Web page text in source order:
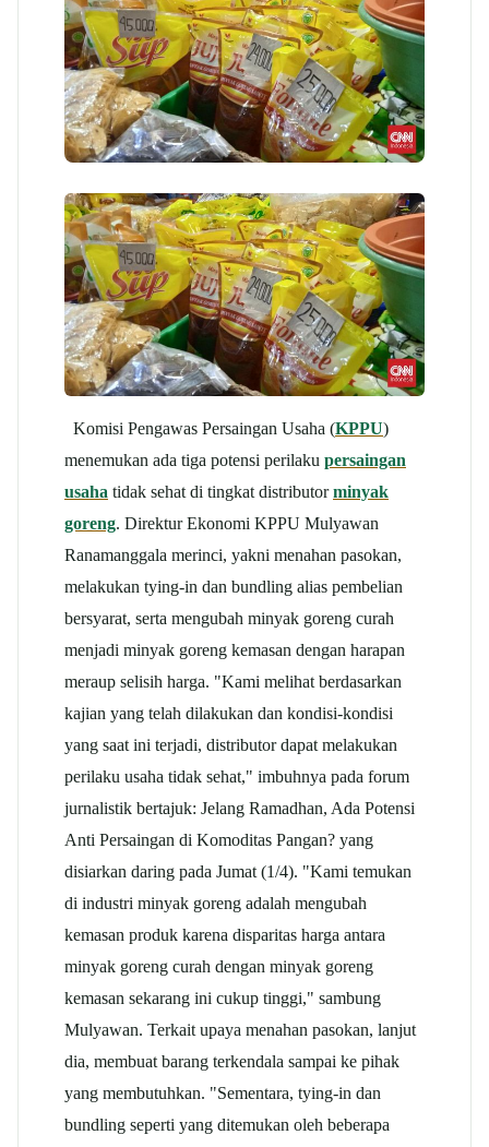
Komisi Pengawas Persaingan Usaha (KPPU)
menemukan ada tiga potensi perilaku persaingan
usaha tidak sehat di tingkat distributorminyak
goreng. Direktur Ekonomi KPPU Mulyawan
Ranamanggala merinci, yakni menahan pasokan,
melakukan tying-in dan bundling alias pembelian
bersyarat, serta mengubah minyak goreng curah
menjadi minyak goreng kemasan dengan harapan
meraup selisih harga. "Kami melihat berdasarkan
kajian yang telah dilakukan dan kondisi-kondisi
yang saat ini terjadi, distributor dapat melakukan
perilaku usaha tidak sehat," imbuhnya pada forum
jurnalistik bertajuk: Jelang Ramadhan, Ada Potensi
Anti Persaingan di Komoditas Pangan? yang
disiarkan daring pada Jumat (1/4). "Kami temukan
di industri minyak goreng adalah mengubah
kemasan produk karena disparitas harga antara
minyak goreng curah dengan minyak goreng
kemasan sekarang ini cukup tinggi," sambung
Mulyawan. Terkait upaya menahan pasokan, lanjut
dia, membuat barang terkendala sampai ke pihak
yang membutuhkan. "Sementara, tying-in dan
bundling seperti yang ditemukan oleh beberapa